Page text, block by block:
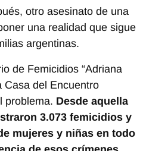
otro asesinato de una
una realidad que sigue
argentinas.
de Femicidios “Adriana
Casa del Encuentro
problema. Desde aquella
3.073 femicidios y
mujeres y niñas en todo